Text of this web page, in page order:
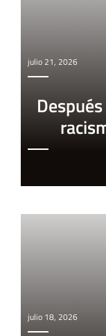
julio 21, 2026
julio 18, 2026